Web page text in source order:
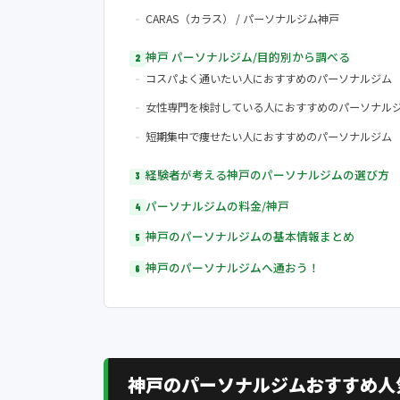
CARAS（カラス） / パーソナルジム神戸
神戸 パーソナルジム/目的別から調べる
コスパよく通いたい人におすすめのパーソナルジム
女性専門を検討している人におすすめのパーソナル
短期集中で痩せたい人におすすめのパーソナルジム
経験者が考える神戸のパーソナルジムの選び方
パーソナルジムの料金/神戸
神戸のパーソナルジムの基本情報まとめ
神戸のパーソナルジムへ通おう！
神戸のパーソナルジムおすすめ